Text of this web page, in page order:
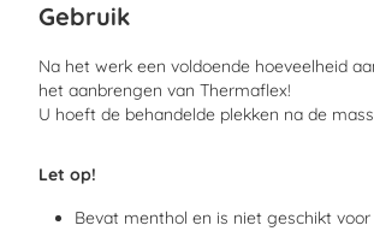
Gebruik
Na het werk een voldoende hoeveelheid
het aanbrengen van Thermaflex!
U hoeft de behandelde plekken na de
Let op!
Bevat menthol en is niet geschikt